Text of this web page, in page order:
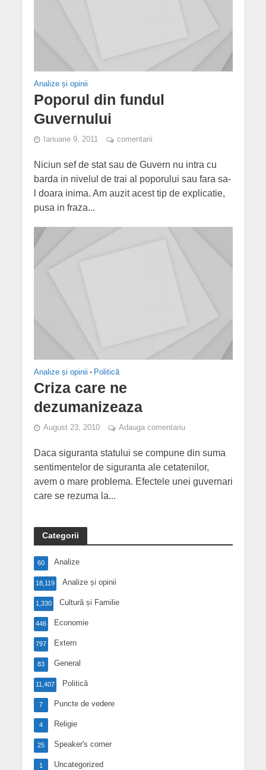
Analize și opinii
Poporul din fundul
Guvernului
Ianuarie 9, 2011 comentarii
Niciun sef de stat sau de Guvern nu intra cu
barda in nivelul de trai al poporului sau fara sa-
l doara inima. Am auzit acest tip de explicatie,
pusa in fraza...
Analize și opinii • Politică
Criza care ne
dezumanizeaza
August 23, 2010 Adauga comentariu
Daca siguranta statului se compune din suma
sentimentelor de siguranta ale cetatenilor,
avem o mare problema. Efectele unei guvernari
care se rezuma la...
Categorii
Analize
60
Analize și opinii
18,119
Cultură și Familie
1,330
Economie
446
Extern
797
General
83
Politică
11,407
Puncte de vedere
7
Religie
4
Speaker's corner
25
Uncategorized
1